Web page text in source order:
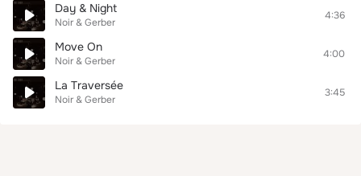
Day & Night
Noir & Gerber
4:36
Move On
Noir & Gerber
4:00
La Traversée
Noir & Gerber
3:45